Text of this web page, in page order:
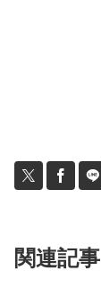
関連記事